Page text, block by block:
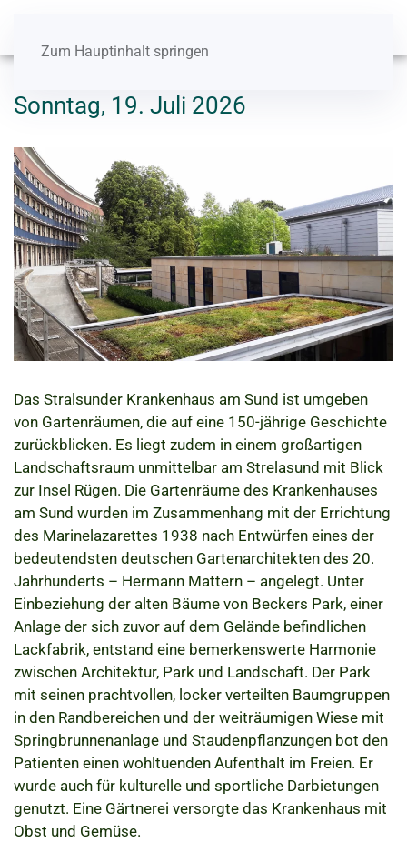
Zum Hauptinhalt springen
Sonntag, 19. Juli 2026
Das Stralsunder Krankenhaus am Sund ist umgeben
von Gartenräumen, die auf eine 150-jährige Geschichte
zurückblicken. Es liegt zudem in einem großartigen
Landschaftsraum unmittelbar am Strelasund mit Blick
zur Insel Rügen. Die Gartenräume des Krankenhauses
am Sund wurden im Zusammenhang mit der Errichtung
des Marinelazarettes 1938 nach Entwürfen eines der
bedeutendsten deutschen Gartenarchitekten des 20.
Jahrhunderts – Hermann Mattern – angelegt. Unter
Einbeziehung der alten Bäume von Beckers Park, einer
Anlage der sich zuvor auf dem Gelände befindlichen
Lackfabrik, entstand eine bemerkenswerte Harmonie
zwischen Architektur, Park und Landschaft. Der Park
mit seinen prachtvollen, locker verteilten Baumgruppen
in den Randbereichen und der weiträumigen Wiese mit
Springbrunnenanlage und Staudenpflanzungen bot den
Patienten einen wohltuenden Aufenthalt im Freien. Er
wurde auch für kulturelle und sportliche Darbietungen
genutzt. Eine Gärtnerei versorgte das Krankenhaus mit
Obst und Gemüse.